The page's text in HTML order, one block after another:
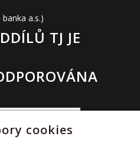
banka a.s.)
TJ JE
cookies